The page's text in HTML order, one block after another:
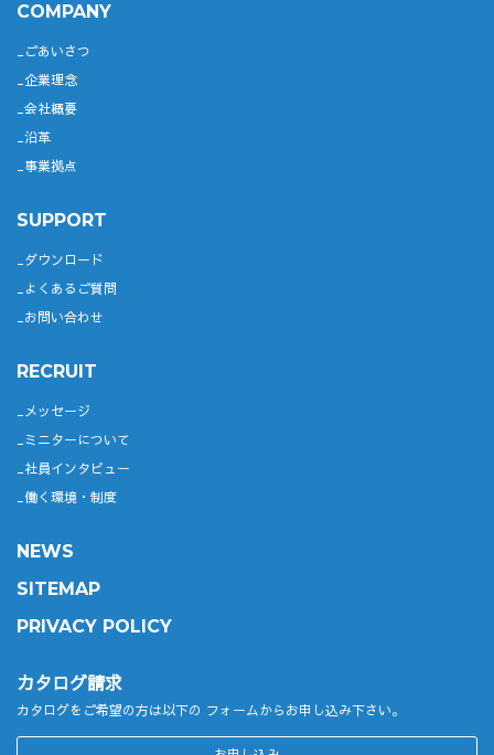
COMPANY
ごあいさつ
企業理念
会社概要
沿革
事業拠点
SUPPORT
ダウンロード
よくあるご質問
お問い合わせ
RECRUIT
メッセージ
ミニターについて
社員インタビュー
働く環境・制度
NEWS
SITEMAP
PRIVACY POLICY
カタログ請求
カタログをご希望の方は以下の フォームからお申し込み下さい。